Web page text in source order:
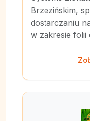
Brzezińskim,
dostarczaniu
w zakresie folii